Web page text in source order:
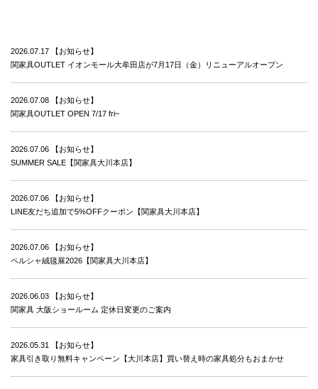
2026.07.17
【お知らせ】
関家具OUTLET イオンモール大牟田店が7月17日（金）リニューアルオープン
2026.07.08
【お知らせ】
関家具OUTLET OPEN 7/17 fri~
2026.07.06
【お知らせ】
SUMMER SALE【関家具大川本店】
2026.07.06
【お知らせ】
LINE友だち追加で5%OFFクーポン【関家具大川本店】
2026.07.06
【お知らせ】
ペルシャ絨毯展2026【関家具大川本店】
2026.06.03
【お知らせ】
関家具 大阪ショールーム 定休日変更のご案内
2026.05.31
【お知らせ】
家具引き取り無料キャンペーン【大川本店】買い替え時の家具処分もおまかせ